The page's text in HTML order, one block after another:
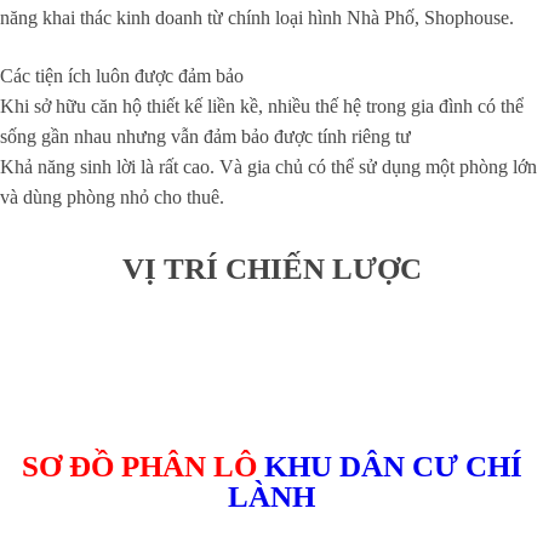
năng khai thác kinh doanh từ chính loại hình Nhà Phố, Shophouse.
Các tiện ích luôn được đảm bảo
Khi sở hữu căn hộ thiết kế liền kề, nhiều thế hệ trong gia đình có thể
sống gần nhau nhưng vẫn đảm bảo được tính riêng tư
Khả năng sinh lời là rất cao. Và gia chủ có thể sử dụng một phòng lớn
và dùng phòng nhỏ cho thuê.
VỊ TRÍ CHIẾN LƯỢC
SƠ ĐỒ PHÂN LÔ KHU DÂN CƯ CHÍ
LÀNH